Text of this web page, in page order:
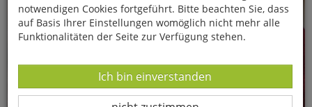
notwendigen Cookies fortgeführt. Bitte beachten Sie, dass
auf Basis Ihrer Einstellungen womöglich nicht mehr alle
Funktionalitäten der Seite zur Verfügung stehen.
Datenverarbeitung -
Ich bin einverstanden